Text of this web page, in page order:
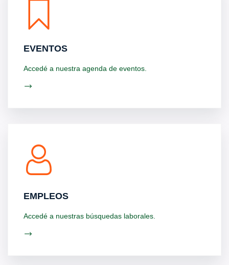
EVENTOS
Accedé a nuestra agenda de eventos.
EMPLEOS
Accedé a nuestras búsquedas laborales.